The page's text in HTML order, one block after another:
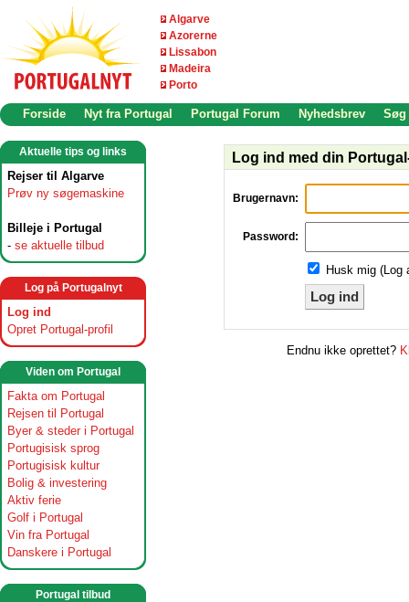
Algarve
Azorerne
Lissabon
Madeira
Porto
Forside Nyt fra Portugal Portugal Forum Nyhedsbrev Søg
Aktuelle tips og links
Rejser til Algarve
Prøv ny søgemaskine
Billeje i Portugal
- se aktuelle tilbud
Log på Portugalnyt
Log ind
Opret Portugal-profil
Viden om Portugal
Fakta om Portugal
Rejsen til Portugal
Byer & steder i Portugal
Portugisisk sprog
Portugisisk kultur
Bolig & investering
Aktiv ferie
Golf i Portugal
Vin fra Portugal
Danskere i Portugal
Portugal tilbud
Log ind med din
Brugernavn:
Password:
Husk mig (Log
Log ind
Endnu ikke oprettet?